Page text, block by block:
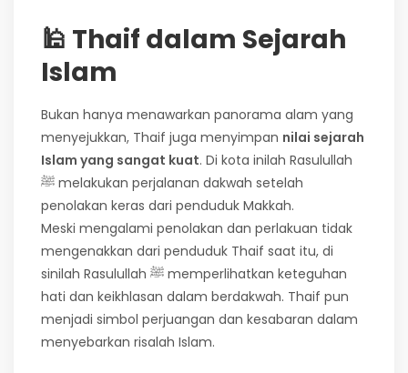
🕌 Thaif dalam Sejarah
Islam
Bukan hanya menawarkan panorama alam yang
menyejukkan, Thaif juga menyimpan nilai sejarah
Islam yang sangat kuat. Di kota inilah Rasulullah
ﷺ melakukan perjalanan dakwah setelah
penolakan keras dari penduduk Makkah.
Meski mengalami penolakan dan perlakuan tidak
mengenakkan dari penduduk Thaif saat itu, di
sinilah Rasulullah ﷺ memperlihatkan keteguhan
hati dan keikhlasan dalam berdakwah. Thaif pun
menjadi simbol perjuangan dan kesabaran dalam
menyebarkan risalah Islam.